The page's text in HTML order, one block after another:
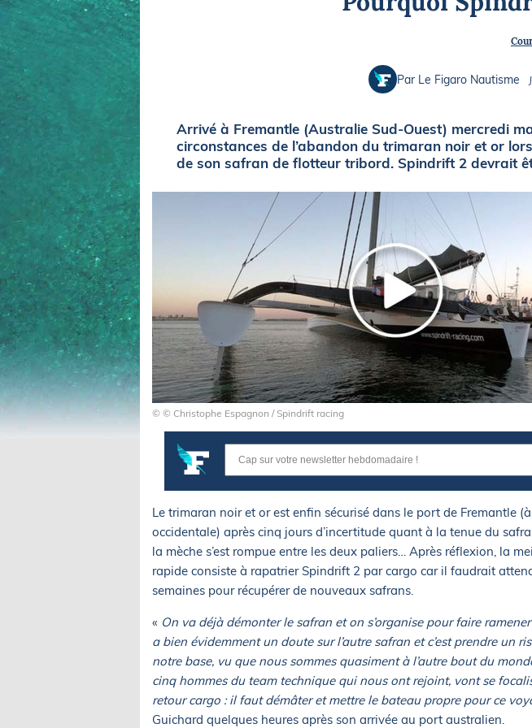
Plongée
Glisse
Par Le Figaro Nautisme
Arrivé à Fremantle (Australie Sud-Ouest) mercredi
circonstances de l’abandon du trimaran noir et or
de son safran de flotteur tribord. Spindrift 2 devrait
© © Christophe Espagnon / Spindrift racing
Le trimaran noir et or est enfin sécurisé dans le port de Fremantle
occidentale) après cinq jours d’incertitude quant à la tenue du
la mèche s’est rompue entre les deux paliers… Après réflexion, la
rapide consiste à rapatrier Spindrift 2 par cargo car il faudrait
semaines pour récupérer de nouveaux safrans.
« On va déjà démonter le safran et on s’organise pour faire
a bien évidemment un doute sur l’autre safran et c’est prendre un
notre base, vu que nous sommes quasiment à l’autre bout du
cinq hommes du team technique qui nous ont rejoint, vont se
retour cargo : il faut démâter et mettre le bateau propre pour ce
Guichard quelques heures après son arrivée au port australien.